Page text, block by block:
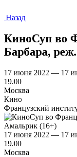
Назад
КиноСуп во
Барбара,
17 июня 2022 — 17
19.00
Москва
Кино
Французский
17 июня 2022 — 17
19.00
Москва